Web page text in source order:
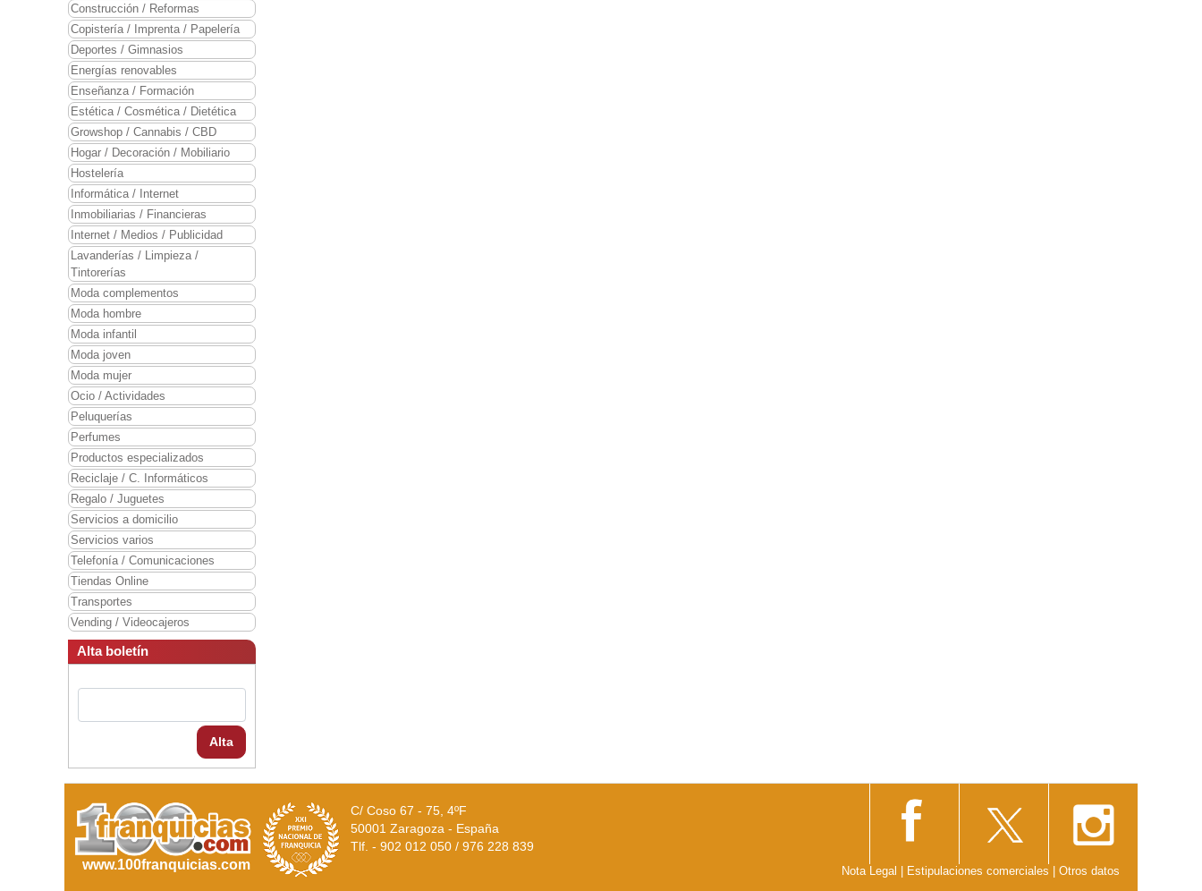
Construcción / Reformas
Copistería / Imprenta / Papelería
Deportes / Gimnasios
Energías renovables
Enseñanza / Formación
Estética / Cosmética / Dietética
Growshop / Cannabis / CBD
Hogar / Decoración / Mobiliario
Hostelería
Informática / Internet
Inmobiliarias / Financieras
Internet / Medios / Publicidad
Lavanderías / Limpieza /
Tintorerías
Moda complementos
Moda hombre
Moda infantil
Moda joven
Moda mujer
Ocio / Actividades
Peluquerías
Perfumes
Productos especializados
Reciclaje / C. Informáticos
Regalo / Juguetes
Servicios a domicilio
Servicios varios
Telefonía / Comunicaciones
Tiendas Online
Transportes
Vending / Videocajeros
Alta boletín
Alta
www.100franquicias.com
C/ Coso 67 - 75, 4ºF
50001 Zaragoza - España
Tlf. - 902 012 050 / 976 228 839
Nota Legal Estipulaciones comerciales Otros datos